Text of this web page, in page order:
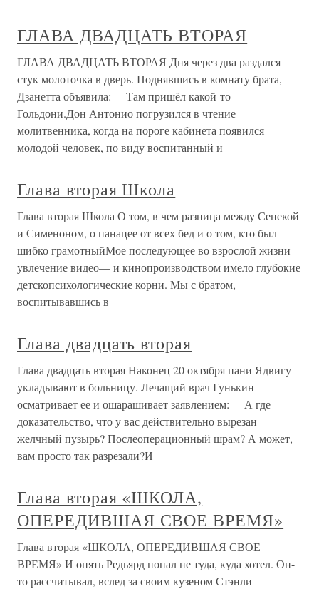
ГЛАВА ДВАДЦАТЬ ВТОРАЯ
ГЛАВА ДВАДЦАТЬ ВТОРАЯ Дня через два раздался
стук молоточка в дверь. Поднявшись в комнату брата,
Дзанетта объявила:— Там пришёл какой-то
Гольдони.Дон Антонио погрузился в чтение
молитвенника, когда на пороге кабинета появился
молодой человек, по виду воспитанный и
Глава вторая Школа
Глава вторая Школа О том, в чем разница между Сенекой
и Сименоном, о панацее от всех бед и о том, кто был
шибко грамотныйМое последующее во взрослой жизни
увлечение видео— и кинопроизводством имело глубокие
детскопсихологические корни. Мы с братом,
воспитывавшись в
Глава двадцать вторая
Глава двадцать вторая Наконец 20 октября пани Ядвигу
укладывают в больницу. Лечащий врач Гунькин —
осматривает ее и ошарашивает заявлением:— А где
доказательство, что у вас действительно вырезан
желчный пузырь? Послеоперационный шрам? А может,
вам просто так разрезали?И
Глава вторая «ШКОЛА,
ОПЕРЕДИВШАЯ СВОЕ ВРЕМЯ»
Глава вторая «ШКОЛА, ОПЕРЕДИВШАЯ СВОЕ
ВРЕМЯ» И опять Редьярд попал не туда, куда хотел. Он-
то рассчитывал, вслед за своим кузеном Стэнли